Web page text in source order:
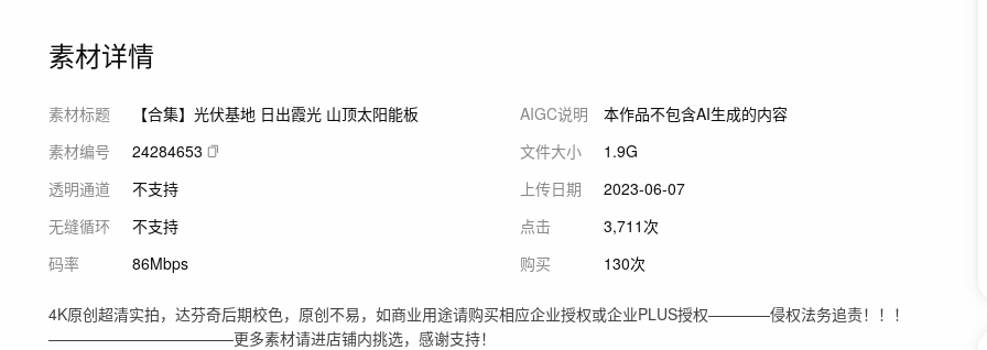
素材详情
素材标题
【合集】光伏基地 日出霞光 山顶太阳能板
素材编号
24284653
透明通道
不支持
无缝循环
不支持
码率
86Mbps
AIGC说明
本作品不包含AI生成的内容
文件大小
1.9G
上传日期
2023-06-07
点击
3,711次
购买
130次
4K原创超清实拍，达芬奇后期校色，原创不易，如商业用途请购买相应企业授权或企业PLUS授权————侵权法务追责！！！
————————————更多素材请进店铺内挑选，感谢支持！